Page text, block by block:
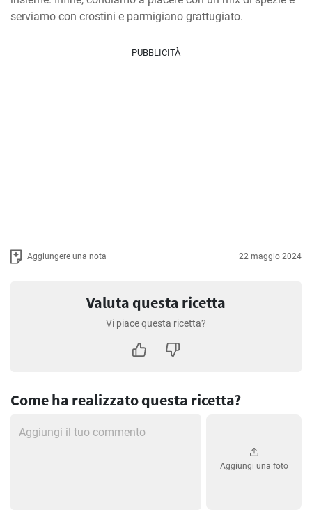
serviamo con crostini e parmigiano grattugiato.
PUBBLICITÀ
Aggiungere una nota 22 maggio 2024
Valuta questa ricetta
Vi piace questa ricetta?
Come ha realizzato questa ricetta?
Aggiungi una foto